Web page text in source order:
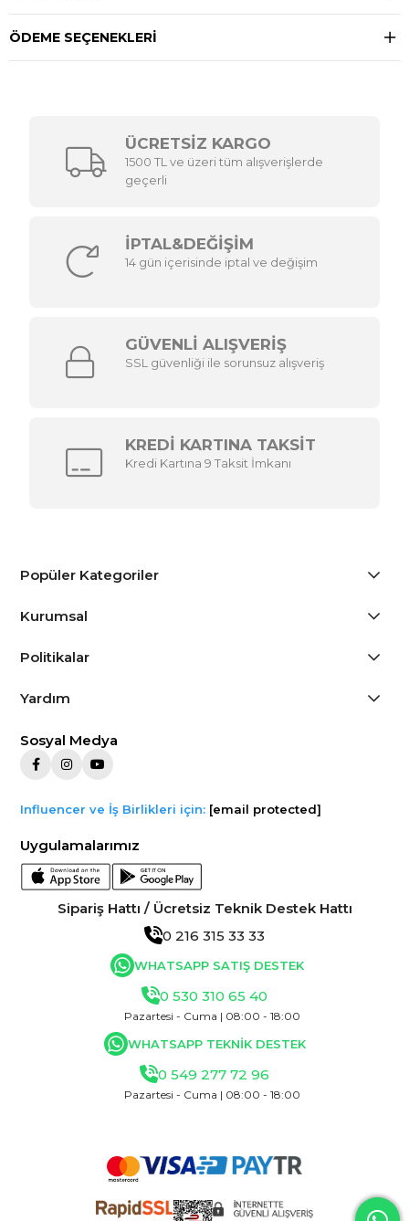
ÖDEME SEÇENEKLERI
ÜCRETSİZ KARGO
1500 TL ve üzeri tüm alışverişlerde
geçerli
İPTAL&DEĞİŞİM
14 gün içerisinde iptal ve değişim
GÜVENLİ ALIŞVERİŞ
SSL güvenliği ile sorunsuz alışveriş
KREDİ KARTINA TAKSİT
Kredi Kartına 9 Taksit İmkanı
Popüler Kategoriler
Kurumsal
Politikalar
Yardım
Sosyal Medya
Influencer ve İş Birlikleri için: [email protected]
Uygulamalarımız
Sipariş Hattı / Ücretsiz Teknik Destek Hattı
0 216 315 33 33
WHATSAPP SATIŞ DESTEK
0 530 310 65 40
Pazartesi - Cuma | 08:00 - 18:00
WHATSAPP TEKNİK DESTEK
0 549 277 72 96
Pazartesi - Cuma | 08:00 - 18:00